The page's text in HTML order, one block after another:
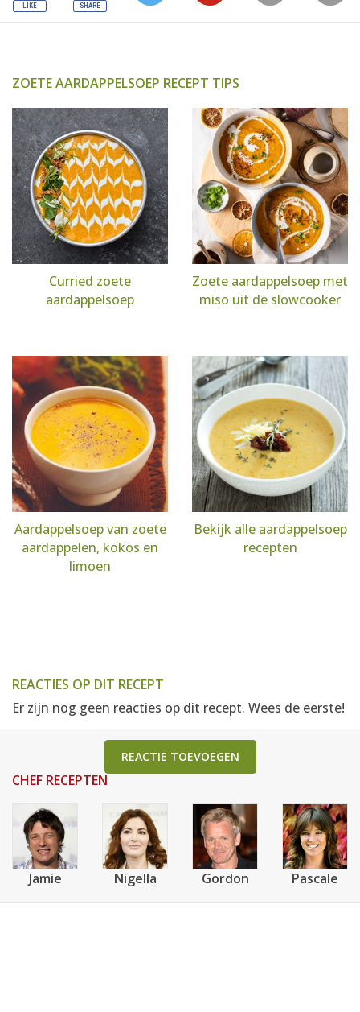
ZOETE AARDAPPELSOEP RECEPT TIPS
Curried zoete
aardappelsoep
Zoete aardappelsoep met
miso uit de slowcooker
Aardappelsoep van zoete
aardappelen, kokos en
limoen
Bekijk alle aardappelsoep
recepten
REACTIES OP DIT RECEPT
Er zijn nog geen reacties op dit recept. Wees de eerste!
REACTIE TOEVOEGEN
CHEF RECEPTEN
Jamie Nigella Gordon Pascale